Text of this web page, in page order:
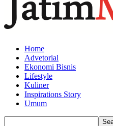
Home
Advetorial
Ekonomi Bisnis
Lifestyle
Kuliner
Inspirations Story
Umum